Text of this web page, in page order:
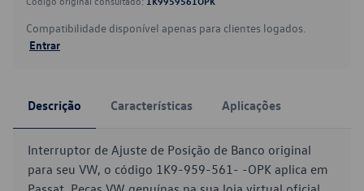
Compatibilidade disponível apenas para clientes logados.
Entrar
Descrição Características Aplicações
Interruptor de Ajuste de Posição de Banco original
para seu VW, o código 1K9-959-561- -OPK aplica em